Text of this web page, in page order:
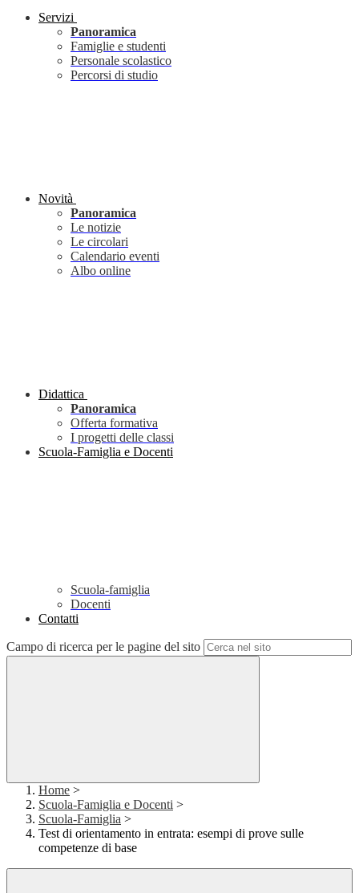
Servizi
Panoramica
Famiglie e studenti
Personale scolastico
Percorsi di studio
Novità
Panoramica
Le notizie
Le circolari
Calendario eventi
Albo online
Didattica
Panoramica
Offerta formativa
I progetti delle classi
Scuola-Famiglia e Docenti
Scuola-famiglia
Docenti
Contatti
Campo di ricerca per le pagine del sito
Home >
Scuola-Famiglia e Docenti >
Scuola-Famiglia >
Test di orientamento in entrata: esempi di prove sulle
competenze di base